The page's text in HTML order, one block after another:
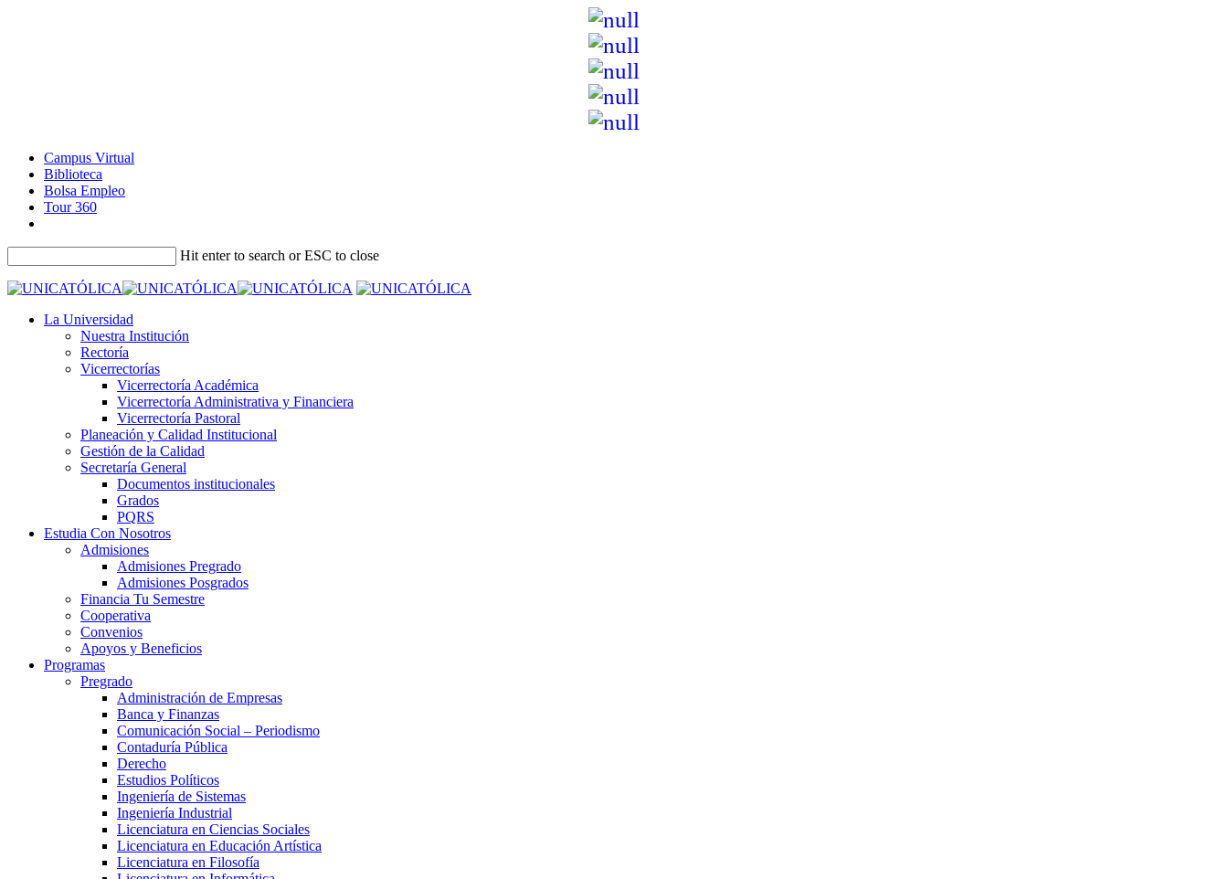
Campus Virtual
Biblioteca
Bolsa Empleo
Tour 360
Hit enter to search or ESC to close
La Universidad
Nuestra Institución
Rectoría
Vicerrectorías
Vicerrectoría Académica
Vicerrectoría Administrativa y Financiera
Vicerrectoría Pastoral
Planeación y Calidad Institucional
Gestión de la Calidad
Secretaría General
Documentos institucionales
Grados
PQRS
Estudia Con Nosotros
Admisiones
Admisiones Pregrado
Admisiones Posgrados
Financia Tu Semestre
Cooperativa
Convenios
Apoyos y Beneficios
Programas
Pregrado
Administración de Empresas
Banca y Finanzas
Comunicación Social – Periodismo
Contaduría Pública
Derecho
Estudios Políticos
Ingeniería de Sistemas
Ingeniería Industrial
Licenciatura en Ciencias Sociales
Licenciatura en Educación Artística
Licenciatura en Filosofía